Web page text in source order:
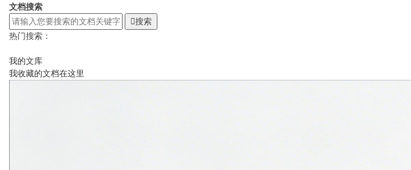
文档搜索
搜索
热门搜索：
我的文库
我收藏的文档在这里